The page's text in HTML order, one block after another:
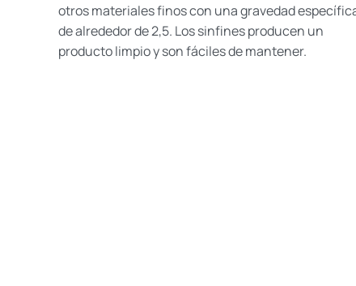
otros materiales finos con una gravedad
de alrededor de 2,5. Los sinfines producen un
producto limpio y son fáciles de mantener.